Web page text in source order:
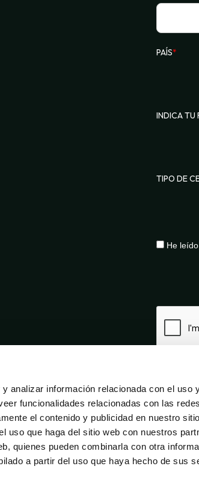
analizar información relacionada con el uso
funcionalidades relacionadas con las
el contenido y publicidad en nuestro
uso que haga del sitio web con nuestros
quienes pueden combinarla con otra
a partir del uso que haya hecho de sus
PAÍS*
INDICA TU
TIPO DE
He
legal Política de privacidad Política